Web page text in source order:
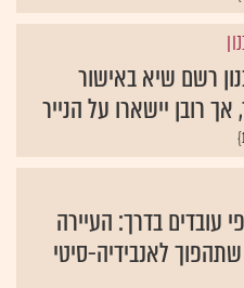
רשם שיא באישור
אך רובן יישארו על הנייר
עובדים בדרך: העיירה
לאנבידיה-סיטי